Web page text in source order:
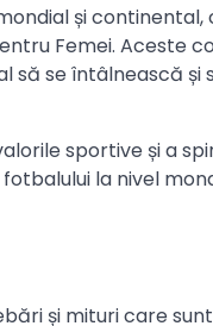
și
Femei. Aceste
se întâlnească și
sportive și a
la nivel
și mituri care